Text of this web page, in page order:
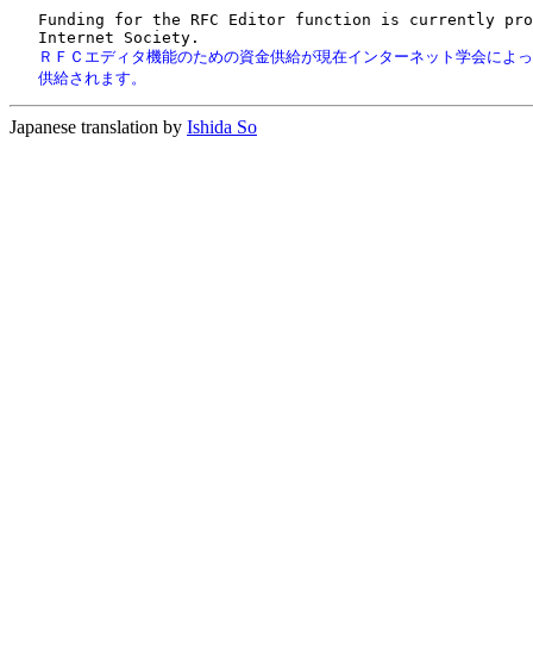
Funding for the RFC Editor function is currently
ＲＦＣエディタ機能のための資金供給が現在インターネット学会によ
   供給されます。
Japanese translation by Ishida So